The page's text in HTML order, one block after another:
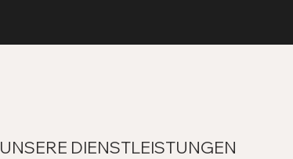
UNSERE DIENSTLEISTUNGEN